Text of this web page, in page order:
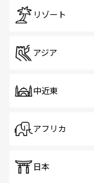
リゾート
アジア
中近東
アフリカ
日本